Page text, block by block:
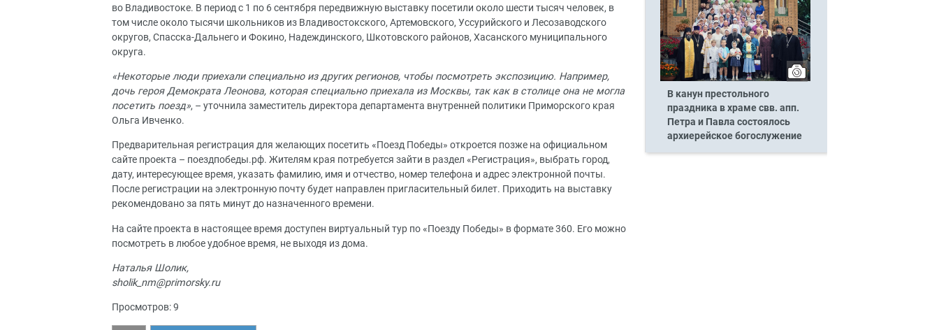
во Владивостоке. В период с 1 по 6 сентября передвижную выставку посетили около шести тысяч человек, в
том числе около тысячи школьников из Владивостокского, Артемовского, Уссурийского и Лесозаводского
округов, Спасска-Дальнего и Фокино, Надеждинского, Шкотовского районов, Хасанского муниципального
округа.
«Некоторые люди приехали специально из других регионов, чтобы посмотреть экспозицию. Например,
дочь героя Демократа Леонова, которая специально приехала из Москвы, так как в столице она не могла
посетить поезд», – уточнила заместитель директора департамента внутренней политики Приморского края
Ольга Ивченко.
Предварительная регистрация для желающих посетить «Поезд Победы» откроется позже на официальном
сайте проекта – поездпобеды.рф. Жителям края потребуется зайти в раздел «Регистрация», выбрать город,
дату, интересующее время, указать фамилию, имя и отчество, номер телефона и адрес электронной почты.
После регистрации на электронную почту будет направлен пригласительный билет. Приходить на выставку
рекомендовано за пять минут до назначенного времени.
На сайте проекта в настоящее время доступен виртуальный тур по «Поезду Победы» в формате 360. Его можно
посмотреть в любое удобное время, не выходя из дома.
Наталья Шолик,
sholik_nm@primorsky.ru
Просмотров: 9
В канун престольного
праздника в храме свв. апп.
Петра и Павла состоялось
архиерейское богослужение